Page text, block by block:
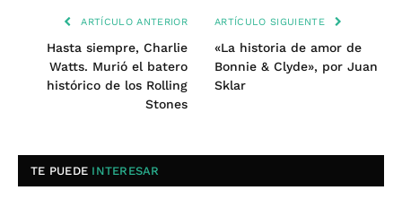
ARTÍCULO ANTERIOR
Hasta siempre, Charlie
Watts. Murió el batero
histórico de los Rolling
Stones
ARTÍCULO SIGUIENTE
«La historia de amor de
Bonnie & Clyde», por Juan
Sklar
TE PUEDE INTERESAR